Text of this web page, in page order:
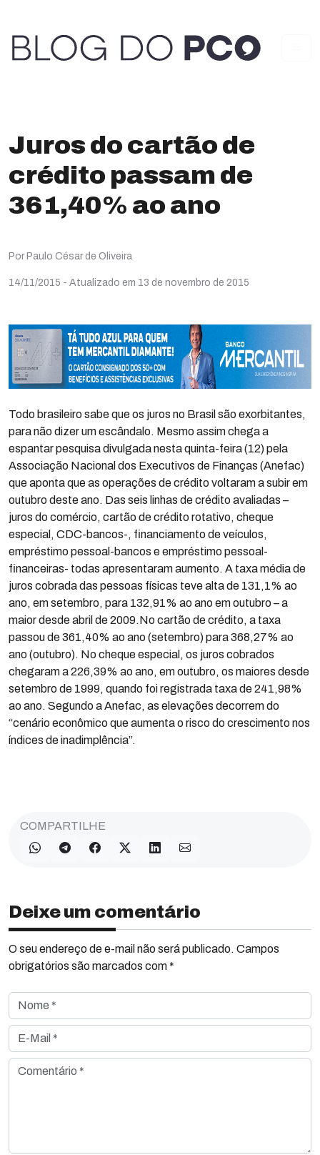
Juros do cartão de
crédito passam de
361,40% ao ano
Por Paulo César de Oliveira
14/11/2015 - Atualizado em 13 de novembro de 2015
Todo brasileiro sabe que os juros no Brasil são exorbitantes,
para não dizer um escândalo. Mesmo assim chega a
espantar pesquisa divulgada nesta quinta-feira (12) pela
Associação Nacional dos Executivos de Finanças (Anefac)
que aponta que as operações de crédito voltaram a subir em
outubro deste ano. Das seis linhas de crédito avaliadas –
juros do comércio, cartão de crédito rotativo, cheque
especial, CDC-bancos-, financiamento de veículos,
empréstimo pessoal-bancos e empréstimo pessoal-
financeiras- todas apresentaram aumento. A taxa média de
juros cobrada das pessoas físicas teve alta de 131,1% ao
ano, em setembro, para 132,91% ao ano em outubro – a
maior desde abril de 2009.No cartão de crédito, a taxa
passou de 361,40% ao ano (setembro) para 368,27% ao
ano (outubro). No cheque especial, os juros cobrados
chegaram a 226,39% ao ano, em outubro, os maiores desde
setembro de 1999, quando foi registrada taxa de 241,98%
ao ano. Segundo a Anefac, as elevações decorrem do
“cenário econômico que aumenta o risco do crescimento nos
índices de inadimplência”.
COMPARTILHE
Deixe um comentário
O seu endereço de e-mail não será publicado. Campos
obrigatórios são marcados com *
Nome *
E-Mail *
Comentário *